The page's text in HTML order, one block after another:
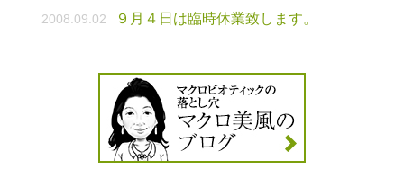
2008.09.02 ９月４日は臨時休業致します。